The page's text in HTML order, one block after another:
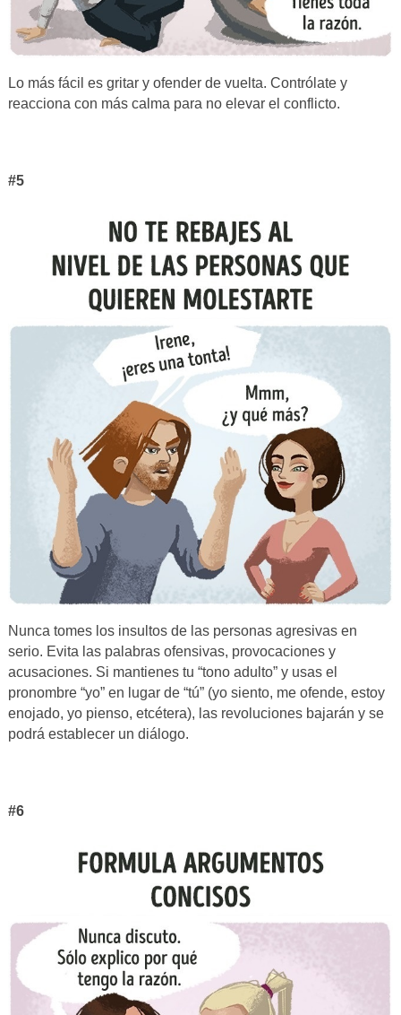
Lo más fácil es gritar y ofender de vuelta. Contrólate y
reacciona con más calma para no elevar el conflicto.
#5
Nunca tomes los insultos de las personas agresivas en
serio. Evita las palabras ofensivas, provocaciones y
acusaciones. Si mantienes tu “tono adulto” y usas el
pronombre “yo” en lugar de “tú” (yo siento, me ofende, estoy
enojado, yo pienso, etcétera), las revoluciones bajarán y se
podrá establecer un diálogo.
#6